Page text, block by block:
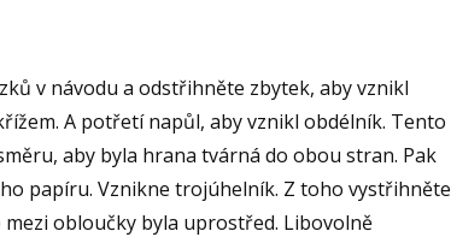
v návodu a odstřihněte zbytek, aby vznikl
A potřetí napůl, aby vznikl obdélník. Tento
aby byla hrana tvárná do obou stran. Pak
papíru. Vznikne trojúhelník. Z toho vystřihněte
mezi obloučky byla uprostřed. Libovolně